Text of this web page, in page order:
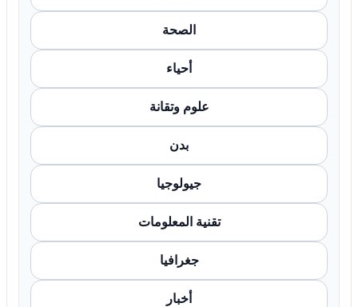
الصحة
أحياء
علوم وتقانة
بدن
جيولوجيا
تقنية المعلومات
جغرافيا
أخبار